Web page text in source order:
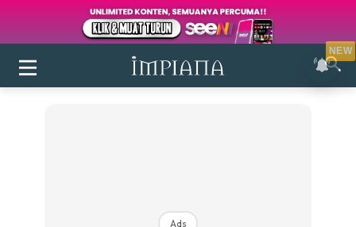
Ads
NEW